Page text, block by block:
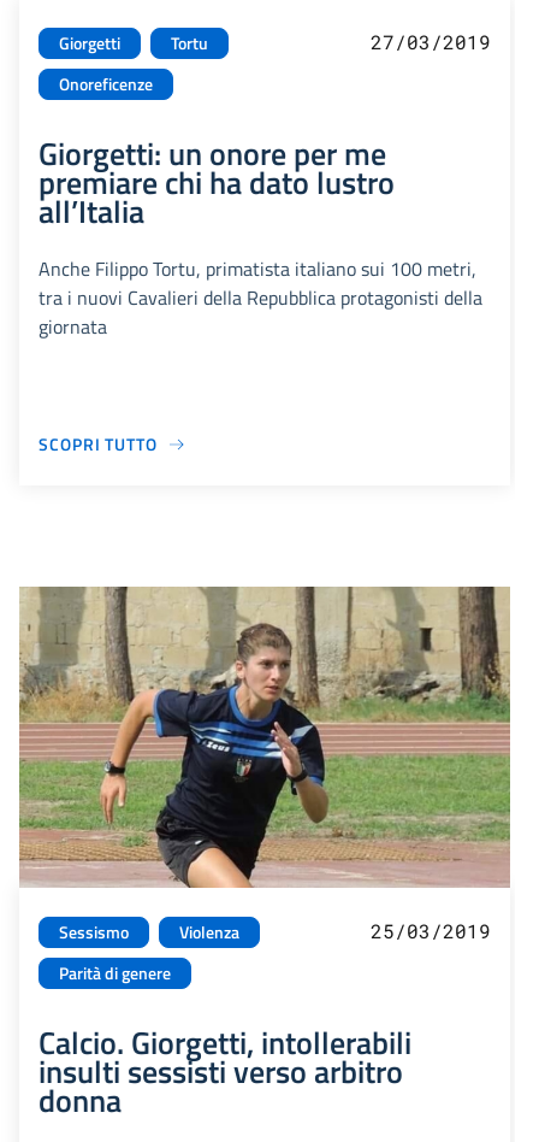
Giorgetti
Tortu
Onoreficenze
27/03/2019
Giorgetti: un onore per me
premiare chi ha dato lustro
all’Italia
Anche Filippo Tortu, primatista italiano sui 100 metri,
tra i nuovi Cavalieri della Repubblica protagonisti della
giornata
SCOPRI TUTTO
Sessismo
Violenza
Parità di genere
25/03/2019
Calcio. Giorgetti, intollerabili
insulti sessisti verso arbitro
donna